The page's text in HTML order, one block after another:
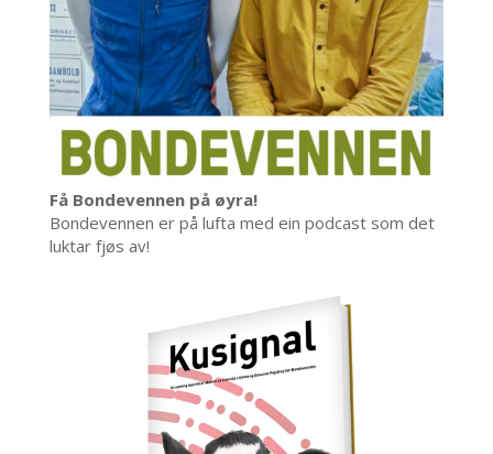
Få Bondevennen på øyra!
Bondevennen er på lufta med ein podcast som det
luktar fjøs av!